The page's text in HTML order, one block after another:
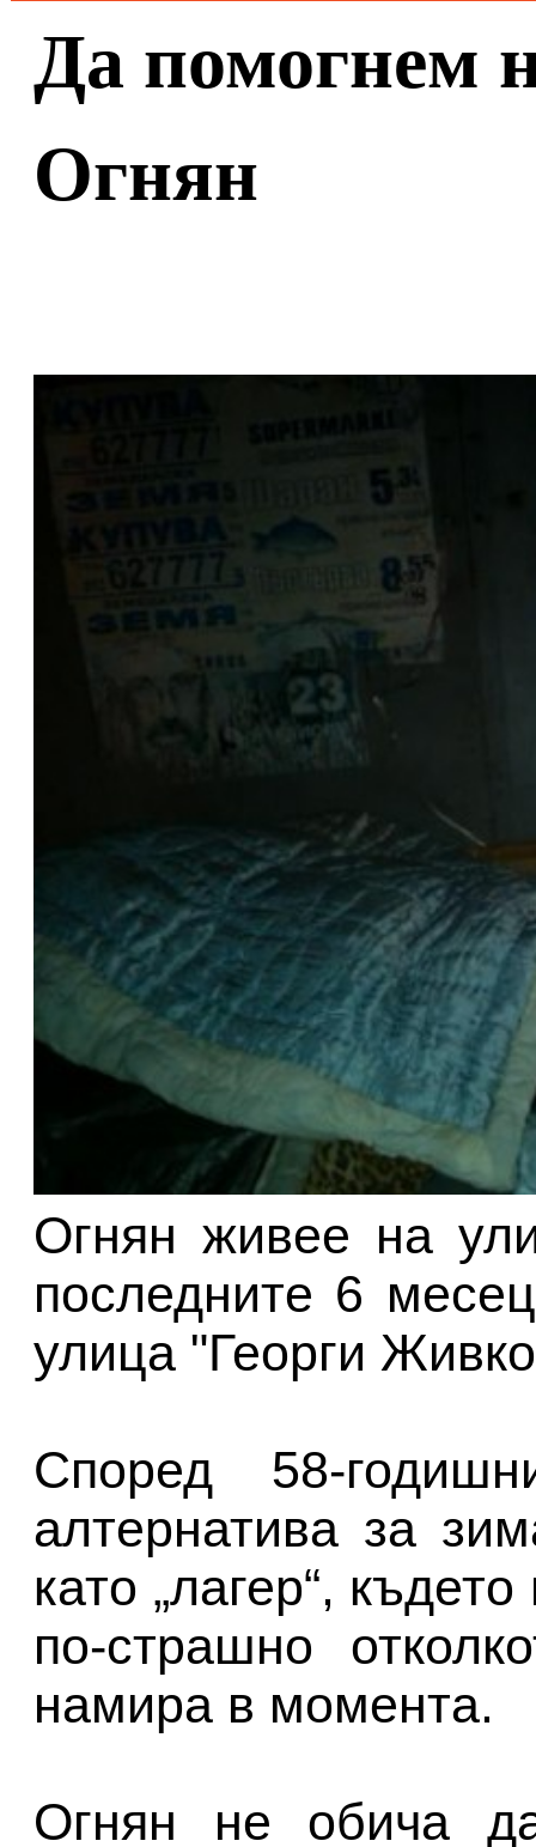
Да помогнем
Огнян
Огнян живее на
последните 6
улица "Георги
Според 58-
алтернатива за
като „лагер“,
по-страшно
намира в момента.
Огнян не обича